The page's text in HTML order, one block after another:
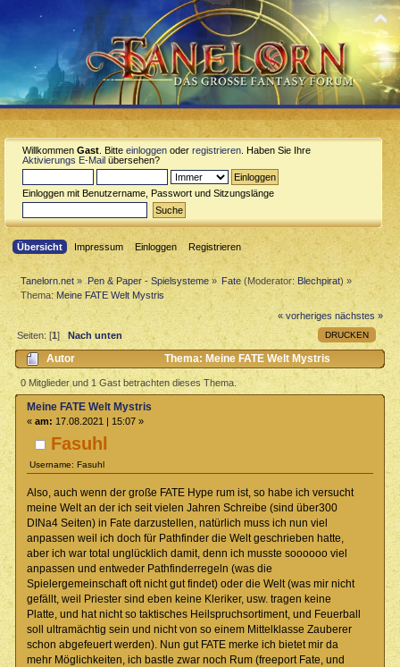
Willkommen Gast . Bitte einloggen oder registrieren . Haben Sie Ihre
Aktivierungs E-Mail übersehen?
Einloggen mit Benutzername, Passwort und Sitzungslänge
Übersicht Impressum Einloggen Registrieren
Tanelorn.net » Pen & Paper - Spielsysteme» Fate (Moderator: Blechpirat) »
Thema: Meine FATE Welt Mystris
« vorheriges nächstes »
DRUCKEN
Seiten: [1] Nach unten
Autor
Thema: Meine FATE Welt Mystris
(Gelesen 896 mal)
0 Mitglieder und 1 Gast betrachten dieses Thema.
Fasuhl
Username: Fasuhl
Meine FATE Welt Mystris
« am: 17.08.2021 | 15:07 »
Also, auch wenn der große FATE Hype rum ist, so habe ich versucht
meine Welt an der ich seit vielen Jahren Schreibe (sind über300
DINa4 Seiten) in Fate darzustellen, natürlich muss ich nun viel
anpassen weil ich doch für Pathfinder die Welt geschrieben hatte,
aber ich war total unglücklich damit, denn ich musste soooooo viel
anpassen und entweder Pathfinderregeln (was die
Spielergemeinschaft oft nicht gut findet) oder die Welt (was mir nicht
gefällt, weil Priester sind eben keine Kleriker, usw. tragen keine
Platte, und hat nicht so taktisches Heilspruchsortiment, und Feuerball
soll ultramächtig sein und nicht von so einem Mittelklasse Zauberer
schon abgefeuert werden). Nun gut FATE merke ich bietet mir da
mehr Möglichkeiten, ich bastle zwar noch Rum (freeport Fate, und